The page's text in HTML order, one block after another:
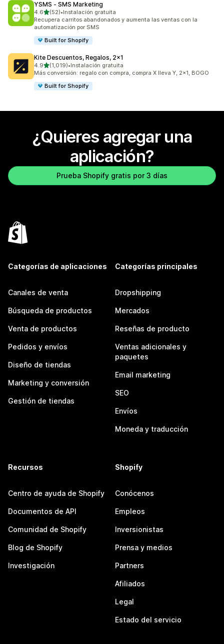
YSMS ‑ SMS Marketing
4.6de 5 estrellas
(52)
52 reseñas en total
•Instalación gratuita
Recupera carritos abandonados y aumenta las ventas con la
automatización por SMS
Built for Shopify
Kite Descuentos, Regalos, 2x1
4.9de 5 estrellas
(1,019)
1019 reseñas en total
•Instalación gratuita
Más conversión: regalo con compra, compra X lleva Y, 2x1, BOGO
Built for Shopify
¿Quieres agregar una
aplicación?
Prueba Shopify gratis por 3 días
Categorías de aplicaciones
Canales de venta
Búsqueda de productos
Venta de productos
Pedidos y envíos
Diseño de tiendas
Marketing y conversión
Gestión de tiendas
Categorías principales
Dropshipping
Mercados
Reseñas de producto
Ventas adicionales y
paquetes
Email marketing
SEO
Envíos
Moneda y traducción
Recursos
Centro de ayuda de Shopify
Documentos de API
Comunidad de Shopify
Blog de Shopify
Investigación
Shopify
Conócenos
Empleos
Inversionistas
Prensa y medios
Partners
Afiliados
Legal
Estado del servicio